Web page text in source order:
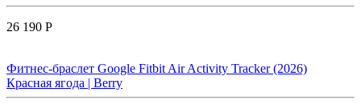
26 190 Р
Фитнес-браслет Google Fitbit Air Activity Tracker (2026)
Красная ягода | Berry